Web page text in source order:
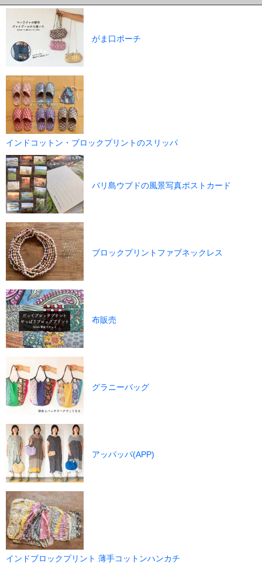
がま口ポーチ
インドコットン・ブロックプリントのスリッパ
バリ島ウブドの風景写真ポストカード
ブロックプリントファブネックレス
布販売
グラニーバッグ
アッパッパ(APP)
インドブロックプリント 薄手コットンハンカチ